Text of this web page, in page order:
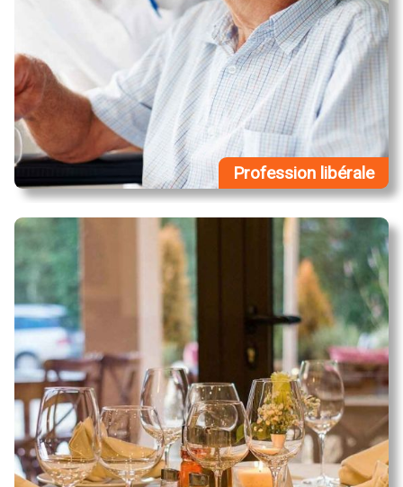
Profession libérale